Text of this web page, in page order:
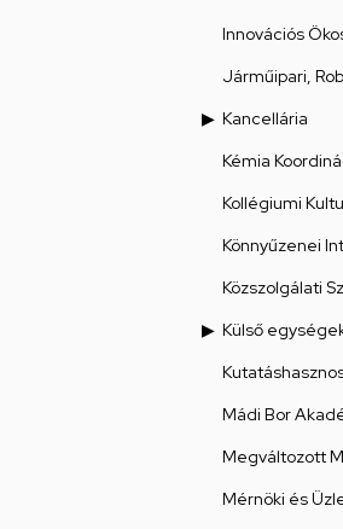
Innovációs
Járműipari,
Kancellária
Kémia
Kollégiumi
Könnyűzenei
Közszolgálati
Külső
Mádi Bor
Megváltozott
Mérnöki és